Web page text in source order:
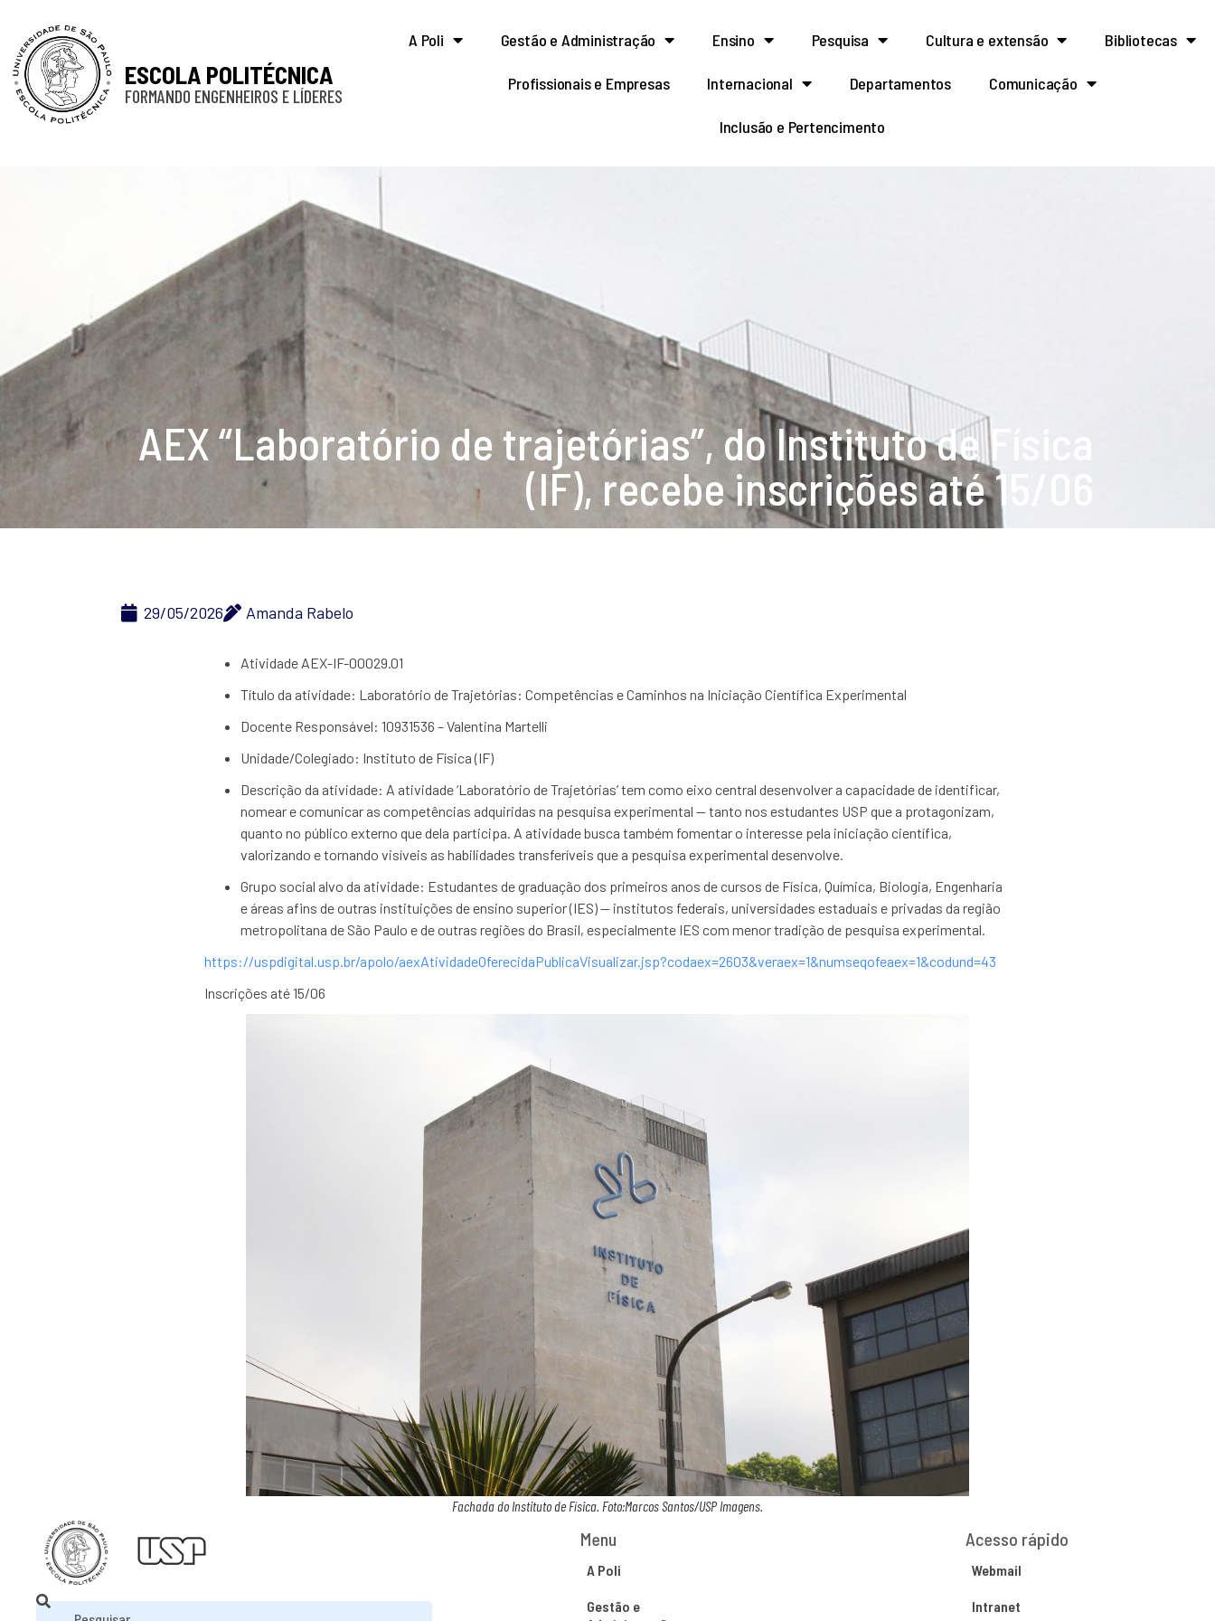
ESCOLA POLITÉCNICA
FORMANDO ENGENHEIROS E LÍDERES
A Poli Gestão e Administração Ensino Pesquisa Cultura e extensão Bibliotecas
Profissionais e Empresas Internacional Departamentos Comunicação
Inclusão e Pertencimento
AEX “Laboratório de trajetórias”, do Instituto de Física
(IF), recebe inscrições até 15/06
29/05/2026 Amanda Rabelo
Atividade AEX-IF-00029.01
Título da atividade: Laboratório de Trajetórias: Competências e Caminhos na Iniciação Científica Experimental
Docente Responsável: 10931536 – Valentina Martelli
Unidade/Colegiado: Instituto de Física (IF)
Descrição da atividade: A atividade ‘Laboratório de Trajetórias’ tem como eixo central desenvolver a capacidade de identificar,
nomear e comunicar as competências adquiridas na pesquisa experimental — tanto nos estudantes USP que a protagonizam,
quanto no público externo que dela participa. A atividade busca também fomentar o interesse pela iniciação científica,
valorizando e tornando visíveis as habilidades transferíveis que a pesquisa experimental desenvolve.
Grupo social alvo da atividade: Estudantes de graduação dos primeiros anos de cursos de Física, Química, Biologia, Engenharia
e áreas afins de outras instituições de ensino superior (IES) — institutos federais, universidades estaduais e privadas da região
metropolitana de São Paulo e de outras regiões do Brasil, especialmente IES com menor tradição de pesquisa experimental.
https://uspdigital.usp.br/apolo/aexAtividadeOferecidaPublicaVisualizar.jsp?codaex=2603&veraex=1&numseqofeaex=1&codund=43
Inscrições até 15/06
Fachada do Instituto de Física. Foto:Marcos Santos/USP Imagens.
Menu
A Poli
Gestão e
Acesso rápido
Webmail
Intranet